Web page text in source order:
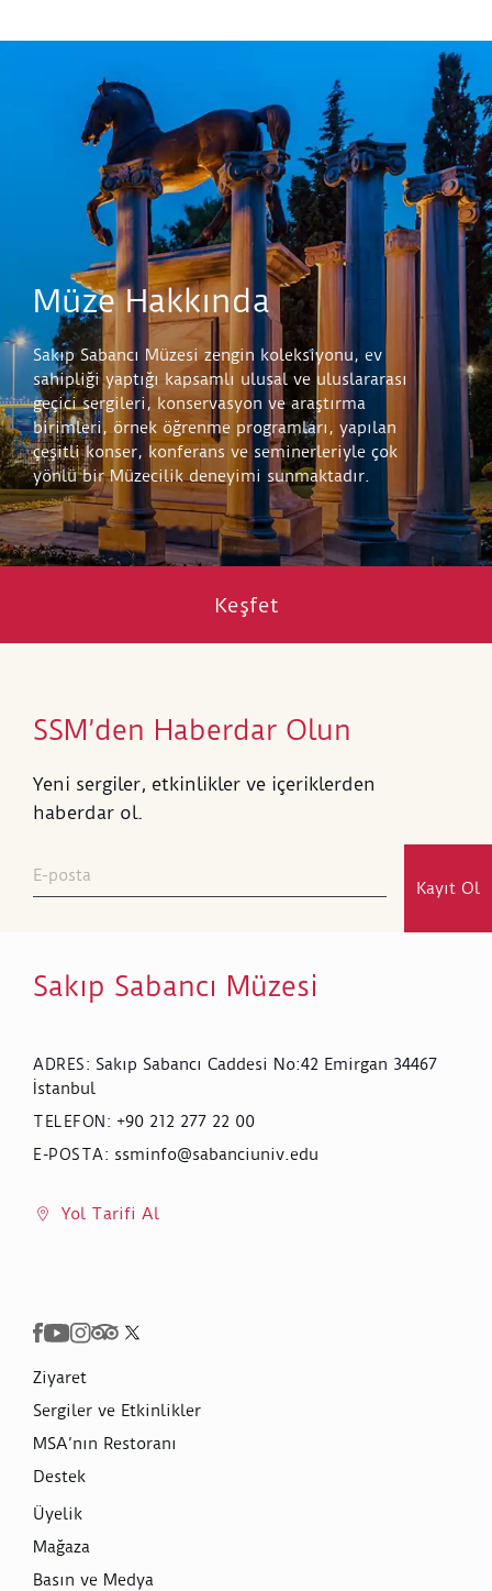
Müze Hakkında
Sakıp Sabancı Müzesi zengin koleksiyonu, ev
sahipliği yaptığı kapsamlı ulusal ve uluslararası
geçici sergileri, konservasyon ve araştırma
birimleri, örnek öğrenme programları, yapılan
çeşitli konser, konferans ve seminerleriyle çok
yönlü bir Müzecilik deneyimi sunmaktadır.
Keşfet
SSM’den Haberdar Olun
Yeni sergiler, etkinlikler ve içeriklerden
haberdar ol.
Kayıt Ol
Sakıp Sabancı Müzesi
ADRES: Sakıp Sabancı Caddesi No:42 Emirgan 34467
İstanbul
TELEFON : +90 212 277 22 00
E-POSTA: ssminfo@sabanciuniv.edu
Yol Tarifi Al
Ziyaret
Sergiler ve Etkinlikler
MSA’nın Restoranı
Destek
Üyelik
Mağaza
Basın ve Medya